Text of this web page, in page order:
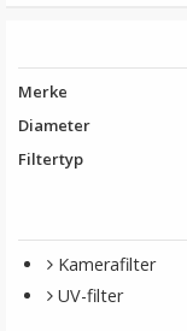
Merke
Diameter
Filtertyp
Kamerafilter
UV-filter